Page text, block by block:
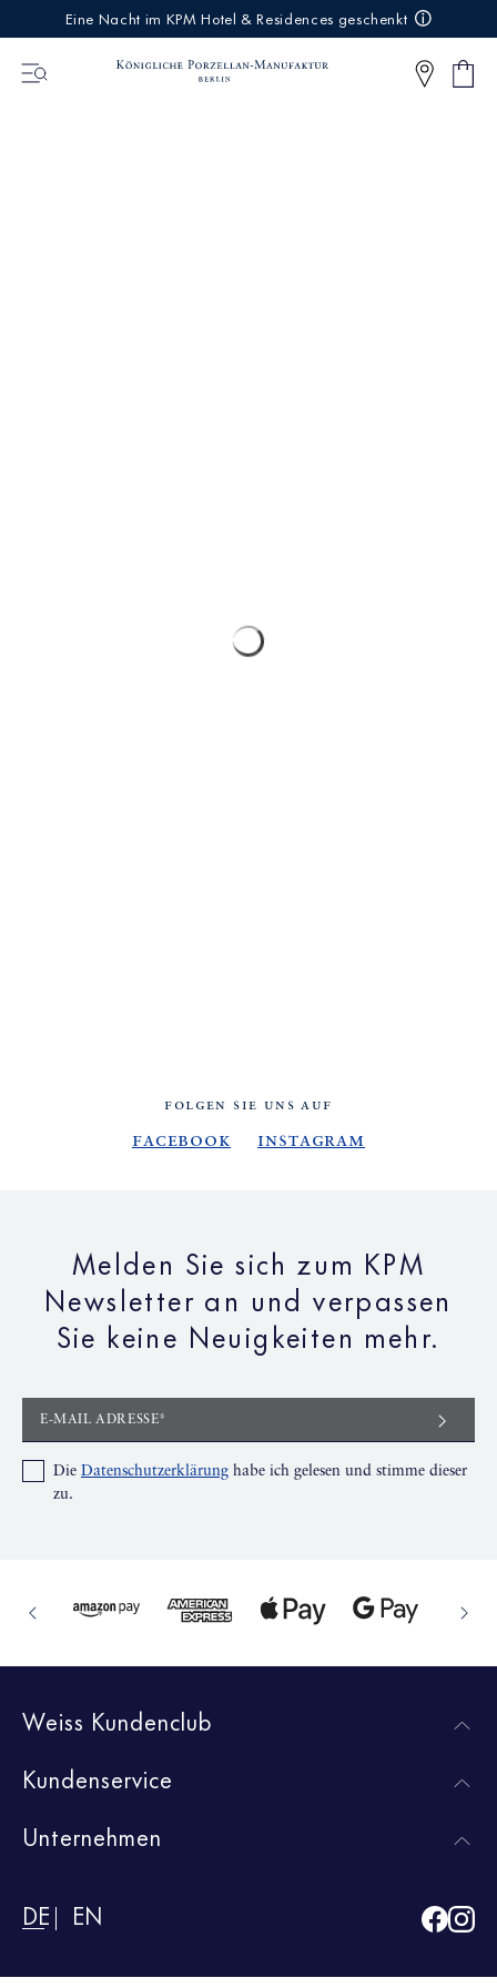
Eine Nacht im KPM Hotel & Residences geschenkt
0
FOLGEN SIE UNS AUF
Facebook Instagram
Melden Sie sich zum KPM
Newsletter an und verpassen
Sie keine Neuigkeiten mehr.
E-MAIL ADRESSE*
Die Datenschutzerklärung habe ich gelesen und stimme dieser
zu.
Weiss Kundenclub
Kundenservice
Unternehmen
DE EN